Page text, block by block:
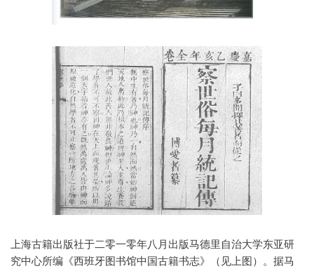
上海古籍出版社于二零一零年八月出版马德里自治大学东亚研
究中心所编《西班牙图书馆中国古籍书志》（见上图）。据马